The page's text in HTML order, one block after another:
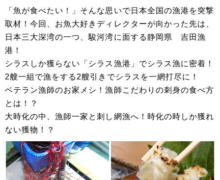
「魚が食べたい！」そんな思いで日本全国の漁港を突撃
取材！今回、お魚大好きディレクターが向かった先は、
日本三大深湾の一つ、駿河湾に面する静岡県 吉田漁
港！
シラスしか獲らない「シラス漁港」でシラス漁に密着！
2艘一組で漁をする2艘引きでシラスを一網打尽に！
ベテラン漁師のお家メシ！漁師こだわりの刺身の食べ方
とは！？
大時化の中、漁師一家と刺し網漁へ！時化の時しか獲れ
ない獲物！？